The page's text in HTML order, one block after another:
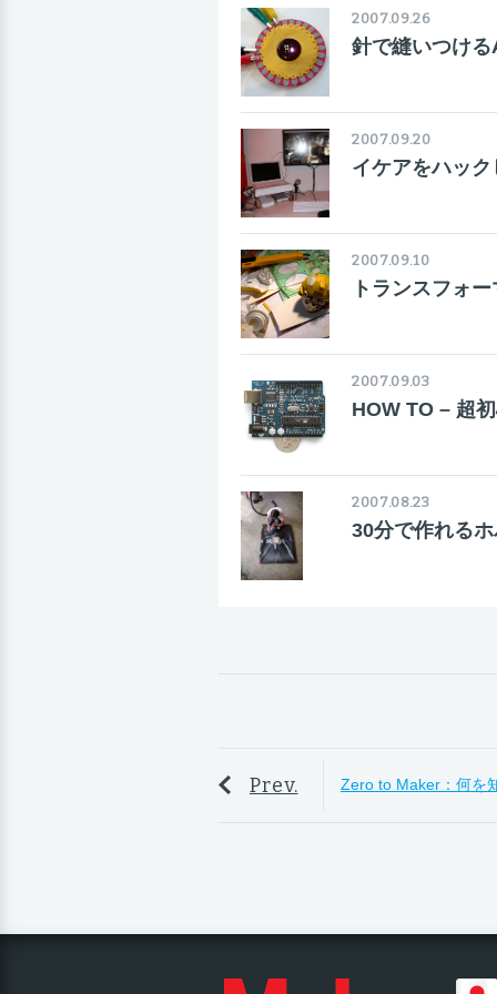
2007.09.26
針で縫いつけ
2007.09.20
イケアをハック
2007.09.10
トランスフォ
2007.09.03
HOW TO – 超
2007.08.23
30分で作れる
Prev. Zero to Maker：何を